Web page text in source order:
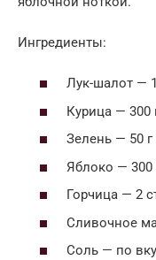
Ингредиенты:
Лук-шалот —
Курица — 300
Зелень — 50 г
Яблоко — 300
Горчица — 2
Сливочное
Соль — по